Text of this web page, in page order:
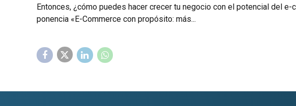
Entonces, ¿cómo puedes hacer crecer tu negocio con el potencial del
ponencia «E-Commerce con propósito: más...